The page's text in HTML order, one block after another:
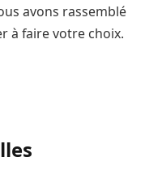
avons rassemblé
à faire votre choix.